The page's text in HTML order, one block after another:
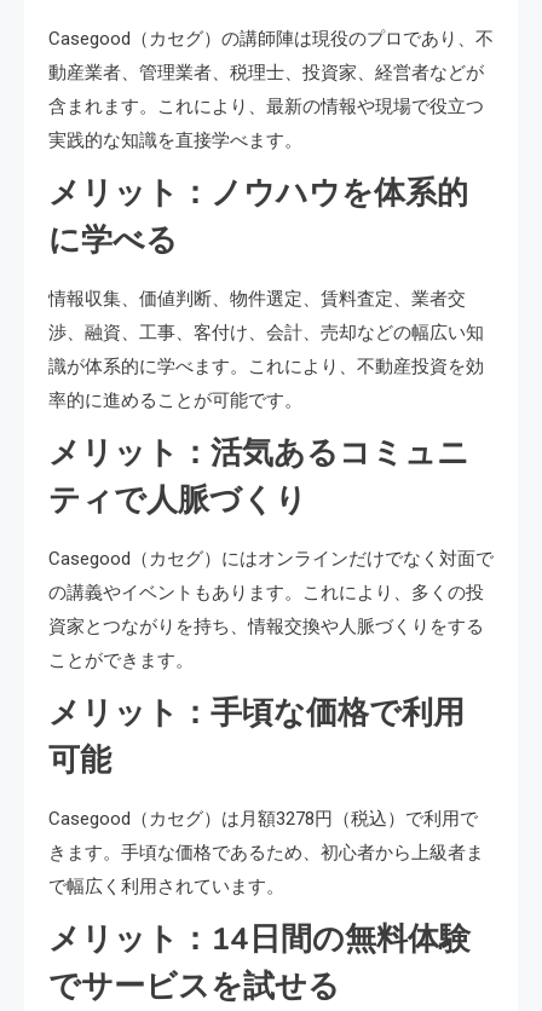
Casegood（カセグ）の講師陣は現役のプロであり、不
動産業者、管理業者、税理士、投資家、経営者などが
含まれます。これにより、最新の情報や現場で役立つ
実践的な知識を直接学べます。
メリット：ノウハウを体系的
に学べる
情報収集、価値判断、物件選定、賃料査定、業者交
渉、融資、工事、客付け、会計、売却などの幅広い知
識が体系的に学べます。これにより、不動産投資を効
率的に進めることが可能です。
メリット：活気あるコミュニ
ティで人脈づくり
Casegood（カセグ）にはオンラインだけでなく対面で
の講義やイベントもあります。これにより、多くの投
資家とつながりを持ち、情報交換や人脈づくりをする
ことができます。
メリット：手頃な価格で利用
可能
Casegood（カセグ）は月額3278円（税込）で利用で
きます。手頃な価格であるため、初心者から上級者ま
で幅広く利用されています。
メリット：14日間の無料体験
でサービスを試せる